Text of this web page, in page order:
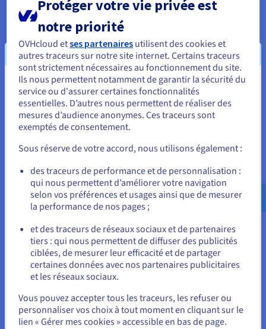
constante, certains jeux étant particulièrement
ciblés. «Les dispositifs de sécurité d’OVHcloud
en complément des nôtres, sont la cerise sur le
gâteau », indique Tomlinson. « Ils renforcent la
confiance avec nos clients », ajoute Pitzler.
Vous semblez être localisé en États-
Unis.
Pour commander, rendez-vous sur le site de votre pays (États-
Allez sur le site États-Unis
us.ovhcloud.com/
Anglais USD - $
ou
Rester sur le site actuel
Sélectionner un autre site web
Protéger votre vie privée est
notre priorité
OVHcloud etses partenaires utilisent des cookies et
autres traceurs sur notre site internet. Certains traceurs
sont strictement nécessaires au fonctionnement du site.
Ils nous permettent notamment de garantir la sécurité du
service ou d'assurer certaines fonctionnalités
essentielles. D’autres nous permettent de réaliser des
mesures d’audience anonymes. Ces traceurs sont
exemptés de consentement.
Sous réserve de votre accord, nous utilisons également :
des traceurs de performance et de personnalisation :
qui nous permettent d’améliorer votre navigation
selon vos préférences et usages ainsi que de mesurer
la performance de nos pages ;
et des traceurs de réseaux sociaux et de partenaires
tiers : qui nous permettent de diffuser des publicités
ciblées, de mesurer leur efficacité et de partager
certaines données avec nos partenaires publicitaires
et les réseaux sociaux.
Vous pouvez accepter tous les traceurs, les refuser ou
personnaliser vos choix à tout moment en cliquant sur le
lien « Gérer mes cookies » accessible en bas de page.